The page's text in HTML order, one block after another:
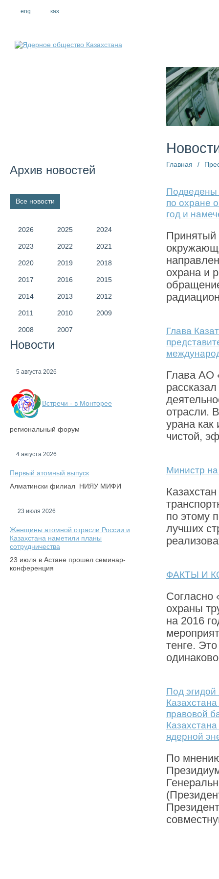
eng каз
Архив новостей
Все новости
2026 2025 2024
2023 2022 2021
2020 2019 2018
2017 2016 2015
2014 2013 2012
2011 2010 2009
2008 2007
Новости
5 августа 2026
Встречи - в Монторее
региональный форум
4 августа 2026
Первый атомный выпуск
Алматински филиал НИЯУ МИФИ
23 июля 2026
Женщины атомной отрасли России и
Казахстана наметили планы
сотрудничества
23 июля в Астане прошел семинар-
конференция
Главная /
Подведены
по охране
год и
Принятый
охрана и
Глава
Глава АО
отрасли.
урана как
чистой,
Министр
по этому
лучших
ФАКТЫ И
Согласно
охраны
на 2016
тенге.
Под
правовой
ядерной
По